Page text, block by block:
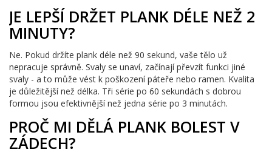
JE LEPŠÍ DRŽET PLANK DÉLE NEŽ 2
MINUTY?
Ne. Pokud držíte plank déle než 90 sekund, vaše tělo už
nepracuje správně. Svaly se unaví, začínají převzít funkci jiné
svaly - a to může vést k poškození páteře nebo ramen. Kvalita
je důležitější než délka. Tři série po 60 sekundách s dobrou
formou jsou efektivnější než jedna série po 3 minutách.
PROČ MI DĚLÁ PLANK BOLEST V
ZÁDECH?